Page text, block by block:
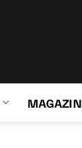
MAGAZIN